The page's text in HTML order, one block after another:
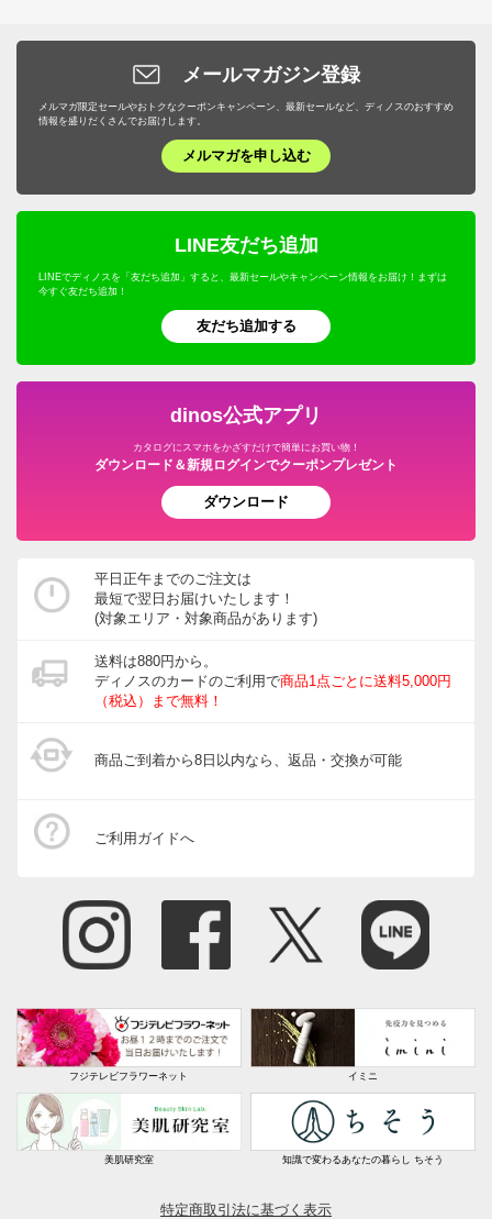
メールマガジン登録
メルマガ限定セールやおトクなクーポンキャンペーン、最新セールなど、ディノスのおすすめ
情報を盛りだくさんでお届けします。
メルマガを申し込む
LINE友だち追加
LINEでディノスを「友だち追加」すると、最新セールやキャンペーン情報をお届け！まずは
今すぐ友だち追加！
友だち追加する
dinos公式アプリ
カタログにスマホをかざすだけで簡単にお買い物！
ダウンロード＆新規ログインでクーポンプレゼント
ダウンロード
平日正午までのご注文は
最短で翌日お届けいたします！
(対象エリア・対象商品があります)
送料は880円から。
ディノスのカードのご利用で商品1点ごとに送料5,000円
（税込）まで無料！
商品ご到着から8日以内なら、返品・交換が可能
ご利用ガイドへ
フジテレビフラワーネット イミニ
美肌研究室 知識で変わるあなたの暮らし ちそう
特定商取引法に基づく表示